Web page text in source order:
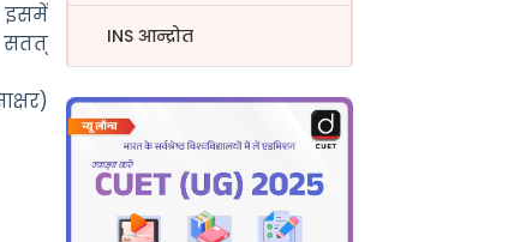
इसमें
सतत्
INS आन्द्रोत